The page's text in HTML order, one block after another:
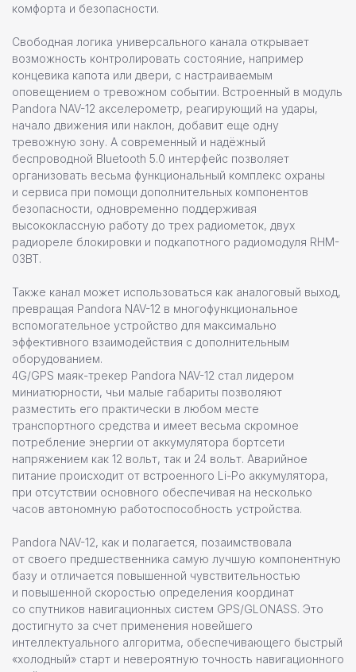
комфорта и безопасности.
Свободная логика универсального канала открывает
возможность контролировать состояние, например
концевика капота или двери, с настраиваемым
оповещением о тревожном событии. Встроенный в модуль
Pandora NAV-12 акселерометр, реагирующий на удары,
начало движения или наклон, добавит еще одну
тревожную зону. А современный и надёжный
беспроводной Bluetooth 5.0 интерфейс позволяет
организовать весьма функциональный комплекс охраны
и сервиса при помощи дополнительных компонентов
безопасности, одновременно поддерживая
высококлассную работу до трех радиометок, двух
радиореле блокировки и подкапотного радиомодуля RHM-
03BT.
Также канал может использоваться как аналоговый выход,
превращая Pandora NAV-12 в многофункциональное
вспомогательное устройство для максимально
эффективного взаимодействия с дополнительным
оборудованием.
4G/GPS маяк-трекер Pandora NAV-12 стал лидером
миниатюрности, чьи малые габариты позволяют
разместить его практически в любом месте
транспортного средства и имеет весьма скромное
потребление энергии от аккумулятора бортсети
напряжением как 12 вольт, так и 24 вольт. Аварийное
питание происходит от встроенного Li-Po аккумулятора,
при отсутствии основного обеспечивая на несколько
часов автономную работоспособность устройства.
Pandora NAV-12, как и полагается, позаимствовала
от своего предшественника самую лучшую компонентную
базу и отличается повышенной чувствительностью
и повышенной скоростью определения координат
со спутников навигационных систем GPS/GLONASS. Это
достигнуто за счет применения новейшего
интеллектуального алгоритма, обеспечивающего быстрый
«холодный» старт и невероятную точность навигационного